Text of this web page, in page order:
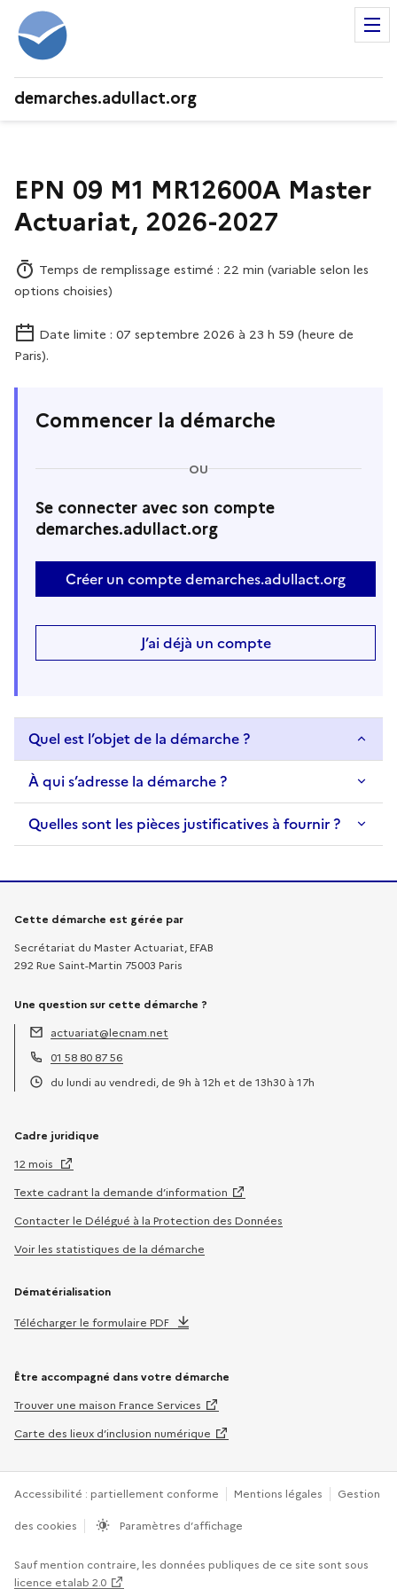
demarches.adullact.org
EPN 09 M1 MR12600A Master
Actuariat, 2026-2027
Temps de remplissage estimé : 22 min (variable selon les
options choisies)
Date limite : 07 septembre 2026 à 23 h 59 (heure de
Paris).
Commencer la démarche
OU
Se connecter avec son compte
demarches.adullact.org
Créer un compte demarches.adullact.org
J’ai déjà un compte
Quel est l’objet de la démarche ?
À qui s’adresse la démarche ?
Quelles sont les pièces justificatives à fournir ?
Informations sur la démarche
Cette démarche est gérée par
Secrétariat du Master Actuariat, EFAB
292 Rue Saint-Martin 75003 Paris
Une question sur cette démarche ?
Adresse électronique :
actuariat@lecnam.net
Téléphone :
01 58 80 87 56
du lundi au vendredi, de 9h à 12h et de 13h30 à 17h
Cadre juridique
12 mois
Texte cadrant la demande d’information
Contacter le Délégué à la Protection des Données
Voir les statistiques de la démarche
Dématérialisation
Télécharger le formulaire PDF
Être accompagné dans votre démarche
Trouver une maison France Services
Carte des lieux d’inclusion numérique
Accessibilité : partiellement conforme Mentions légales Gestion
des cookies Paramètres d’affichage
Sauf mention contraire, les données publiques de ce site sont sous
licence etalab 2.0